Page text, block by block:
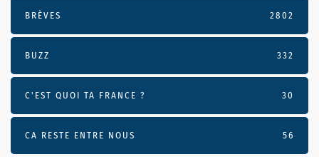
BRÈVES 2802
BUZZ 332
C'EST QUOI TA FRANCE ? 30
CA RESTE ENTRE NOUS 56